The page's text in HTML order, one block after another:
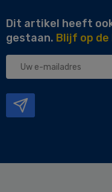
Dit artikel heeft
gestaan. Blijf op
Uw